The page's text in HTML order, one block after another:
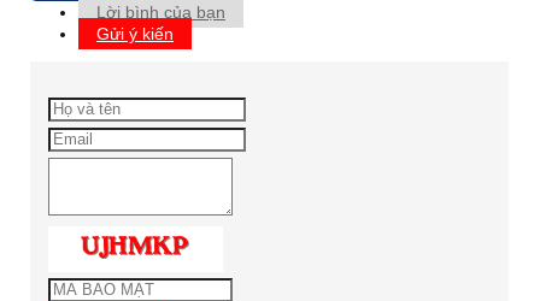
Lời bình của bạn
Gửi ý kiến